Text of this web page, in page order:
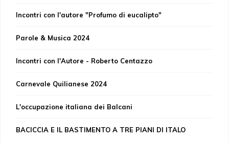
Incontri con l'autore "Profumo di eucalipto"
Parole & Musica 2024
Incontri con l'Autore - Roberto Centazzo
Carnevale Quilianese 2024
L'occupazione italiana dei Balcani
BACICCIA E IL BASTIMENTO A TRE PIANI DI ITALO